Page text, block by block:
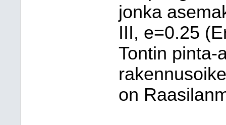
jonka
III, e=0.25
Tontin pinta-
on